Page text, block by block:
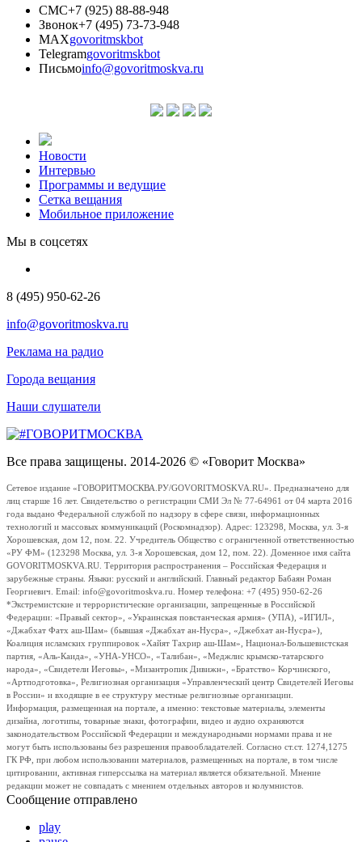
СМС+7 (925) 88-88-948
Звонок+7 (495) 73-73-948
MAXgovoritmskbot
Telegramgovoritmskbot
Письмоinfo@govoritmoskva.ru
Новости
Интервью
Программы и ведущие
Сетка вещания
Мобильное приложение
Мы в соцсетях
8 (495) 950-62-26
info@govoritmoskva.ru
Реклама на радио
Города вещания
Наши слушатели
Все права защищены. 2014-2026 © «Говорит Москва»
Сетевое издание «ГОВОРИТМОСКВА.РУ/GOVORITMOSKVA.RU». Предназначено для
лиц старше 16 лет. Свидетельство о регистрации СМИ Эл № 77-64961 от 04 марта 2016
года выдано Федеральной службой по надзору в сфере связи, информационных
технологий и массовых коммуникаций (Роскомнадзор). Адрес: 123298, Москва, ул. 3-я
Хорошевская, дом 12, пом. 22. Учредитель Общество с ограниченной ответственностью
«РУ ФМ» (123298 Москва, ул. 3-я Хорошевская, дом 12, пом. 22). Доменное имя сайта
GOVORITMOSKVA.RU. Территория распространения – Российская Федерация и
зарубежные страны. Языки: русский и английский. Главный редактор Бабаян Роман
Георгиевич. Email: info@govoritmoskva.ru. Номер телефона: +7 (495) 950-62-26
*Экстремистские и террористические организации, запрещенные в Российской
Федерации: «Правый сектор», «Украинская повстанческая армия» (УПА), «ИГИЛ»,
«Джабхат Фатх аш-Шам» (бывшая «Джабхат ан-Нусра», «Джебхат ан-Нусра»),
Коалиция исламских группировок «Хайят Тахрир аш-Шам», Национал-Большевистская
партия, «Аль-Каида», «УНА-УНСО», «Талибан», «Меджлис крымско-татарского
народа», «Свидетели Иеговы», «Мизантропик Дивижн», «Братство» Корчинского,
«Артподготовка», Религиозная организация «Управленческий центр Свидетелей Иеговы
в России» и входящие в ее структуру местные религиозные организации.
Информация, размещенная на портале, а именно: текстовые материалы, элементы
дизайна, логотипы, товарные знаки, фотографии, видео и аудио охраняются
законодательством Российской Федерации и международными нормами права и не
могут быть использованы без разрешения правообладателей. Согласно ст.ст. 1274,1275
ГК РФ, при любом использовании материалов, размещенных на портале, в том числе
цитировании, активная гиперссылка на материал является обязательной. Мнение
редакции может не совпадать с мнением отдельных авторов и колумнистов.
Сообщение отправлено
play